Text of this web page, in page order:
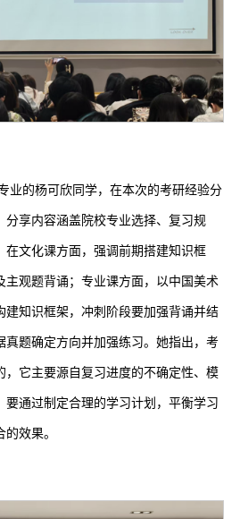
业的杨可欣同学，在本次的考研经验分
分享内容涵盖院校专业选择、复习规
在文化课方面，强调前期搭建知识框
主观题背诵；专业课方面，以中国美术
建知识框架，冲刺阶段要加强背诵并结
真题确定方向并加强练习。她指出，考
，它主要源自复习进度的不确定性、模
要通过制定合理的学习计划，平衡学习
效果。